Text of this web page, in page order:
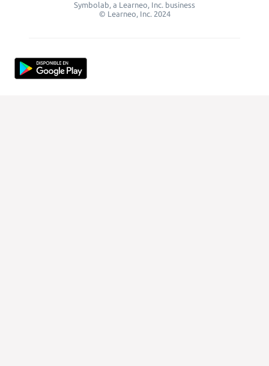
Symbolab, a Learneo, Inc. business
© Learneo, Inc. 2024